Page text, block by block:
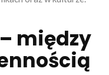
między